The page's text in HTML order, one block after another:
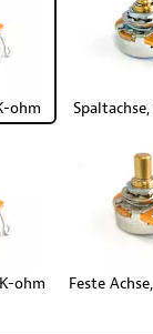
ohm
ohm Feste